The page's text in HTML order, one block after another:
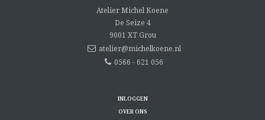
Atelier Michel Koene
De Seize 4
9001 XT Grou
atelier@michelkoene.nl
0566 - 621 056
INLOGGEN
OVER ONS